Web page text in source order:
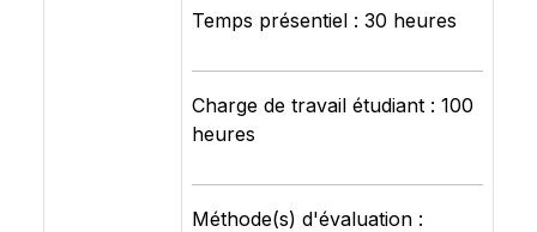
Temps présentiel : 30 heures
Charge de travail étudiant : 100
heures
Méthode(s) d'évaluation :